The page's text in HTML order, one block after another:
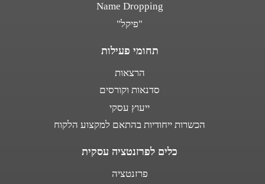
Name Dropping
"פיקל"
תחומי פעילות
הרצאות
סדנאות וקורסים
ייעוץ עסקי
הכשרות ייחודיות בהתאם למקצוע הלקוח
כלים לפרזנטציה עסקית
פרזנטציה